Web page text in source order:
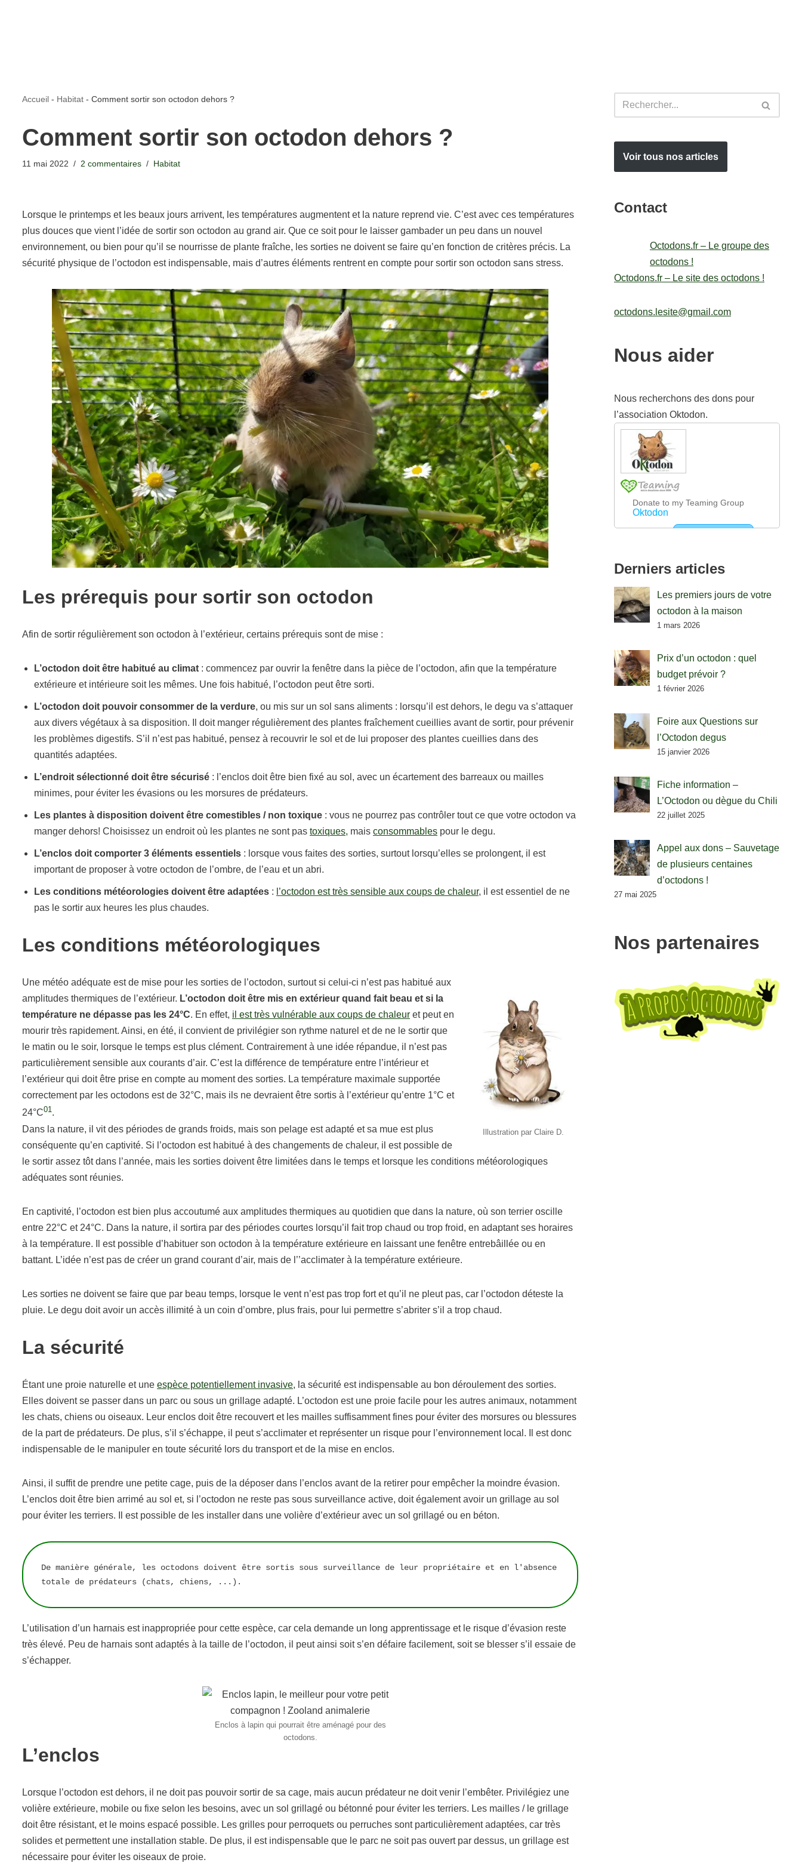
Accueil - Habitat - Comment sortir son octodon dehors ?
Comment sortir son octodon dehors ?
11 mai 2022 2 commentaires Habitat
Lorsque le printemps et les beaux jours arrivent, les températures augmentent et la nature reprend vie. C’est avec ces températures
plus douces que vient l’idée de sortir son octodon au grand air. Que ce soit pour le laisser gambader un peu dans un nouvel
environnement, ou bien pour qu’il se nourrisse de plante fraîche, les sorties ne doivent se faire qu’en fonction de critères précis. La
sécurité physique de l’octodon est indispensable, mais d’autres éléments rentrent en compte pour sortir son octodon sans stress.
Les prérequis pour sortir son octodon
Afin de sortir régulièrement son octodon à l’extérieur, certains prérequis sont de mise :
L’octodon doit être habitué au climat : commencez par ouvrir la fenêtre dans la pièce de l’octodon, afin que la température
extérieure et intérieure soit les mêmes. Une fois habitué, l’octodon peut être sorti.
L’octodon doit pouvoir consommer de la verdure, ou mis sur un sol sans aliments : lorsqu’il est dehors, le degu va s’attaquer
aux divers végétaux à sa disposition. Il doit manger régulièrement des plantes fraîchement cueillies avant de sortir, pour prévenir
les problèmes digestifs. S’il n’est pas habitué, pensez à recouvrir le sol et de lui proposer des plantes cueillies dans des
quantités adaptées.
L’endroit sélectionné doit être sécurisé : l’enclos doit être bien fixé au sol, avec un écartement des barreaux ou mailles
minimes, pour éviter les évasions ou les morsures de prédateurs.
Les plantes à disposition doivent être comestibles / non toxique : vous ne pourrez pas contrôler tout ce que votre octodon va
manger dehors! Choisissez un endroit où les plantes ne sont pas toxiques, mais consommables pour le degu.
L’enclos doit comporter 3 éléments essentiels : lorsque vous faites des sorties, surtout lorsqu’elles se prolongent, il est
important de proposer à votre octodon de l’ombre, de l’eau et un abri.
Les conditions météorologies doivent être adaptées : l’octodon est très sensible aux coups de chaleur, il est essentiel de ne
pas le sortir aux heures les plus chaudes.
Les conditions météorologiques
Illustration par Claire D.
Une météo adéquate est de mise pour les sorties de l’octodon, surtout si celui-ci n’est pas habitué aux
amplitudes thermiques de l’extérieur. L’octodon doit être mis en extérieur quand fait beau et si la
température ne dépasse pas les 24°C. En effet, il est très vulnérable aux coups de chaleur et peut en
mourir très rapidement. Ainsi, en été, il convient de privilégier son rythme naturel et de ne le sortir que
le matin ou le soir, lorsque le temps est plus clément. Contrairement à une idée répandue, il n’est pas
particulièrement sensible aux courants d’air. C’est la différence de température entre l’intérieur et
l’extérieur qui doit être prise en compte au moment des sorties. La température maximale supportée
correctement par les octodons est de 32°C, mais ils ne devraient être sortis à l’extérieur qu’entre 1°C et
24°C01.
Dans la nature, il vit des périodes de grands froids, mais son pelage est adapté et sa mue est plus
conséquente qu’en captivité. Si l’octodon est habitué à des changements de chaleur, il est possible de
le sortir assez tôt dans l’année, mais les sorties doivent être limitées dans le temps et lorsque les conditions météorologiques
adéquates sont réunies.
En captivité, l’octodon est bien plus accoutumé aux amplitudes thermiques au quotidien que dans la nature, où son terrier oscille
entre 22°C et 24°C. Dans la nature, il sortira par des périodes courtes lorsqu’il fait trop chaud ou trop froid, en adaptant ses horaires
à la température. Il est possible d’habituer son octodon à la température extérieure en laissant une fenêtre entrebâillée ou en
battant. L’idée n’est pas de créer un grand courant d’air, mais de l’’acclimater à la température extérieure.
Les sorties ne doivent se faire que par beau temps, lorsque le vent n’est pas trop fort et qu’il ne pleut pas, car l’octodon déteste la
pluie. Le degu doit avoir un accès illimité à un coin d’ombre, plus frais, pour lui permettre s’abriter s’il a trop chaud.
La sécurité
Étant une proie naturelle et une espèce potentiellement invasive, la sécurité est indispensable au bon déroulement des sorties.
Elles doivent se passer dans un parc ou sous un grillage adapté. L’octodon est une proie facile pour les autres animaux, notamment
les chats, chiens ou oiseaux. Leur enclos doit être recouvert et les mailles suffisamment fines pour éviter des morsures ou blessures
de la part de prédateurs. De plus, s’il s’échappe, il peut s’acclimater et représenter un risque pour l’environnement local. Il est donc
indispensable de le manipuler en toute sécurité lors du transport et de la mise en enclos.
Ainsi, il suffit de prendre une petite cage, puis de la déposer dans l’enclos avant de la retirer pour empêcher la moindre évasion.
L’enclos doit être bien arrimé au sol et, si l’octodon ne reste pas sous surveillance active, doit également avoir un grillage au sol
pour éviter les terriers. Il est possible de les installer dans une volière d’extérieur avec un sol grillagé ou en béton.
De manière générale, les octodons doivent être sortis sous surveillance de leur propriétaire et en l'absence
totale de prédateurs (chats, chiens, ...).
L’utilisation d’un harnais est inappropriée pour cette espèce, car cela demande un long apprentissage et le risque d’évasion reste
très élevé. Peu de harnais sont adaptés à la taille de l’octodon, il peut ainsi soit s’en défaire facilement, soit se blesser s’il essaie de
s’échapper.
Enclos à lapin qui pourrait être aménagé pour des
octodons.
L’enclos
Lorsque l’octodon est dehors, il ne doit pas pouvoir sortir de sa cage, mais aucun prédateur ne doit venir l’embêter. Privilégiez une
volière extérieure, mobile ou fixe selon les besoins, avec un sol grillagé ou bétonné pour éviter les terriers. Les mailles / le grillage
doit être résistant, et le moins espacé possible. Les grilles pour perroquets ou perruches sont particulièrement adaptées, car très
solides et permettent une installation stable. De plus, il est indispensable que le parc ne soit pas ouvert par dessus, un grillage est
nécessaire pour éviter les oiseaux de proie.
Voir tous nos articles
Contact
Octodons.fr – Le groupe des
octodons !
Octodons.fr – Le site des octodons !
octodons.lesite@gmail.com
Nous aider
Nous recherchons des dons pour
l’association Oktodon.
Derniers articles
Les premiers jours de votre
octodon à la maison
1 mars 2026
Prix d’un octodon : quel
budget prévoir ?
1 février 2026
Foire aux Questions sur
l’Octodon degus
15 janvier 2026
Fiche information –
L’Octodon ou dègue du Chili
22 juillet 2025
Appel aux dons – Sauvetage
de plusieurs centaines
d’octodons !
27 mai 2025
Nos partenaires